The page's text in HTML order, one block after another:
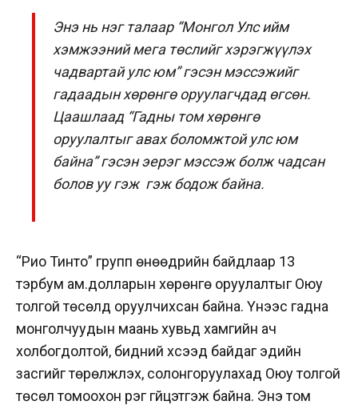
Энэ нь нэг талаар “Монгол Улс ийм
хэмжээний мега төслийг хэрэгжүүлэх
чадвартай улс юм” гэсэн мэссэжийг
гадаадын хөрөнгө оруулагчдад өгсөн.
Цаашлаад “Гадны том хөрөнгө
оруулалтыг авах боломжтой улс юм
байна” гэсэн эерэг мэссэж болж чадсан
болов уу гэж гэж бодож байна.
“Рио Тинто” групп өнөөдрийн байдлаар 13
тэрбум ам.долларын хөрөнгө оруулалтыг Оюу
толгой төсөлд оруулчихсан байна. Үүнээс гадна
монголчуудын маань хувьд хамгийн ач
холбогдолтой, бидний хүсээд байдаг эдийн
засгийг төрөлжүүлэх, солонгоруулахад Оюу толгой
төсөл томоохон үүрэг гүйцэтгэж байна. Энэ том